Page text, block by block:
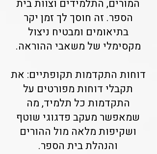
המורים, התלמידים וצוות בית
הספר. זה חוסך לך זמן יקר
בתיאומים ומבטיח ניצול
מקסימלי של משאבי ההוראה.
דוחות התקדמות תקופתיים: את
תקבלי דוחות מפורטים על
התקדמות כל תלמיד, מה
שמאפשר מעקב פדגוגי שוטף
ושקיפות מלאה מול ההורים
והנהלת בית הספר.